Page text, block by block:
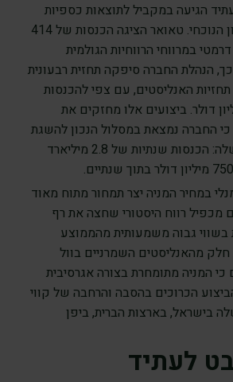
הגיעה במקביל לתוצאות כספיות
חזקות מאוד ברבעון הנוכחי. טאואר הציגה הכנסות של 414
במרווחי הרווחיות הגולמית
הנהלת החברה סיפקה תחזית רבעונית
האנליסטים, עם צפי להכנסות
כ-455 מיליון דולר. ביצועים אלו מחזקים את
החברה נמצאת במסלול הנכון להשגת
היעד ארוך הטווח שלה: הכנסות שנתיות של 2.8 מיליארד
במחיר המניה יצר תמחור מתוח מאוד
מכפיל רווח היסטורי שחצה את רף
בשווי גבוה משמעותית מהממוצע
מהאנליסטים השמרניים בוול
כי המניה מתומחרת בצורה אגרסיבית
הכרוכים בהסבה והרחבה של קווי
בישראל, בארצות הברית, ביפן
לעתיד